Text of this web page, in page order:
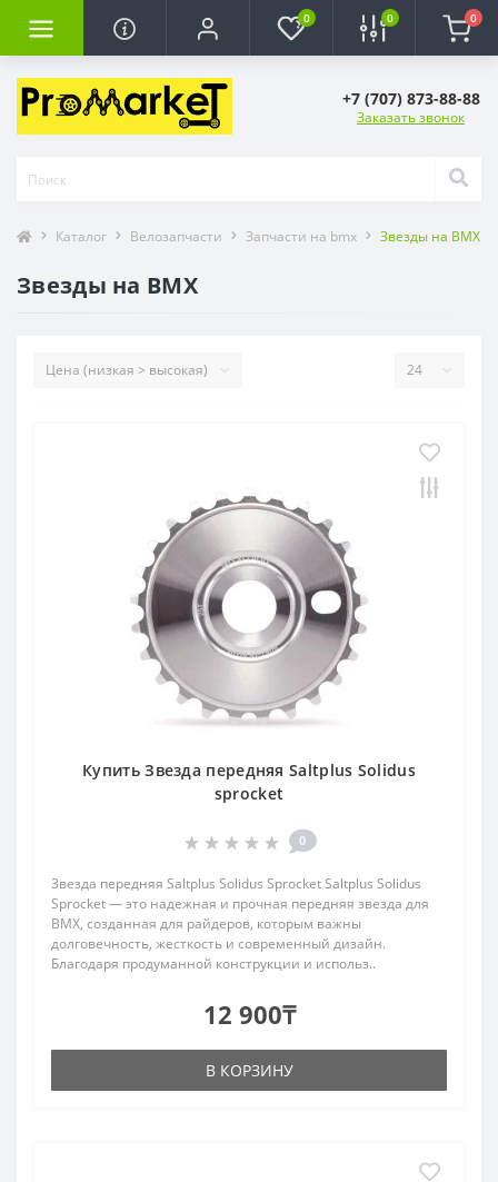
0 0 0
+7 (707) 873-88-88
Заказать звонок
Каталог Велозапчасти Запчасти на bmx Звезды на BMX
Звезды на BMX
Купить Звезда передняя Saltplus Solidus
sprocket
0
Звезда передняя Saltplus Solidus Sprocket Saltplus Solidus
Sprocket — это надежная и прочная передняя звезда для
BMX, созданная для райдеров, которым важны
долговечность, жесткость и современный дизайн.
Благодаря продуманной конструкции и использ..
12 900₸
В КОРЗИНУ